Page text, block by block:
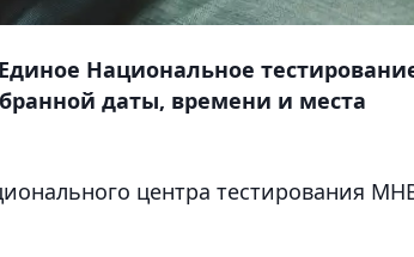
Национальное
даты, времени и места
центра тестирования